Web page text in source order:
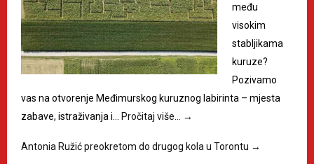
među
visokim
stabljikama
kuruze?
Pozivamo
vas na otvorenje Međimurskog kuruznog labirinta – mjesta
zabave, istraživanja i…
Pročitaj više… →
Antonia Ružić preokretom do drugog kola u Torontu →